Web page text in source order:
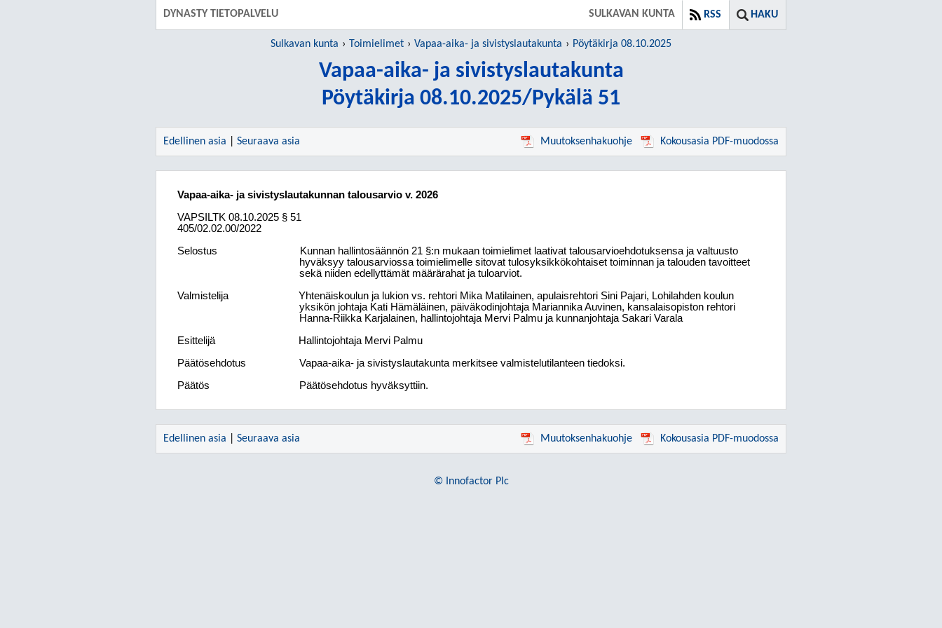
DYNASTY TIETOPALVELU HAKU
RSS
SULKAVAN KUNTA
Sulkavan kunta Toimielimet Vapaa-aika- ja sivistyslautakunta Pöytäkirja 08.10.2025
Vapaa-aika- ja sivistyslautakunta
Pöytäkirja 08.10.2025/Pykälä 51
Edellinen asia Seuraava asia Muutoksenhakuohje Kokousasia PDF-muodossa
Vapaa-aika- ja sivistyslautakunnan talousarvio v. 2026
VAPSILTK 08.10.2025 § 51
405/02.02.00/2022
Selostus
Kunnan hallintosäännön 21 §:n mukaan toimielimet laativat talousarvioehdotuksensa ja valtuusto
hyväksyy talousarviossa toimielimelle sitovat tulosyksikkökohtaiset toiminnan ja talouden tavoitteet
sekä niiden edellyttämät määrärahat ja tuloarviot.
Valmistelija
Yhtenäiskoulun ja lukion vs. rehtori Mika Matilainen, apulaisrehtori Sini Pajari, Lohilahden koulun
yksikön johtaja Kati Hämäläinen, päiväkodinjohtaja Mariannika Auvinen, kansalaisopiston rehtori
Hanna-Riikka Karjalainen, hallintojohtaja Mervi Palmu ja kunnanjohtaja Sakari Varala
Esittelijä
Hallintojohtaja Mervi Palmu
Päätösehdotus
Vapaa-aika- ja sivistyslautakunta merkitsee valmistelutilanteen tiedoksi.
Päätös
Päätösehdotus hyväksyttiin.
Edellinen asia Seuraava asia Muutoksenhakuohje Kokousasia PDF-muodossa
© Innofactor Plc